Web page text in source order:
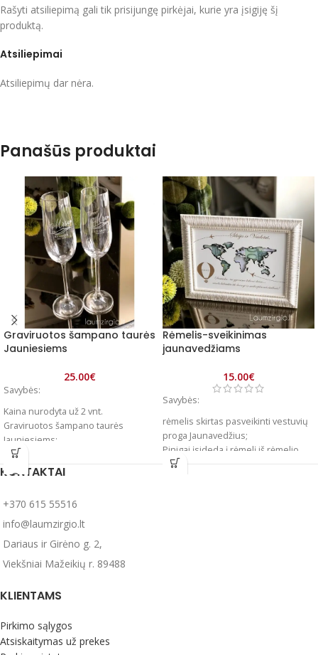
Atsiliepimai
Atsiliepimų dar nėra.
Rašyti atsiliepimą gali tik prisijungę pirkėjai, kurie yra įsigiję šį
produktą.
Panašūs produktai
Graviruotos šampano taurės
Jauniesiems
25.00€
Savybės:
Kaina nurodyta už 2 vnt.
Graviruotos šampano taurės
Jauniesiems;
Stiklas
Tūris 240 ml
Maketo numerį, kuris yra prie
paveikslėlio;
Jaunųjų vardus arba inicialus;
Vestuvių datą (jeigu pasirinktame
Gamybos terminas iki 10 darbo
dienų.
Rėmelis-sveikinimas
jaunavedžiams
15.00€
Savybės:
rėmelis skirtas pasveikinti vestuvių
proga Jaunavedžius;
Pinigai įsideda į rėmelį iš rėmelio
nugarinės pusės;
KONTAKTAI
+370 615 55516
info@laumzirgio.lt
Dariaus ir Girėno g. 2,
Viekšniai Mažeikių r. 89488
KLIENTAMS
Pirkimo sąlygos
Atsiskaitymas už prekes